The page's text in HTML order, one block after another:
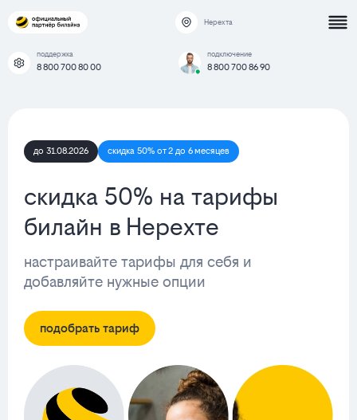
Нерехта
поддержка
8 800 700 80 00
подключение
8 800 700 86 90
до 31.08.2026 скидка 50% от 2 до 6 месяцев
скидка 50% на тарифы
билайн в Нерехте
настраивайте тарифы для себя и
добавляйте нужные опции
подобрать тариф